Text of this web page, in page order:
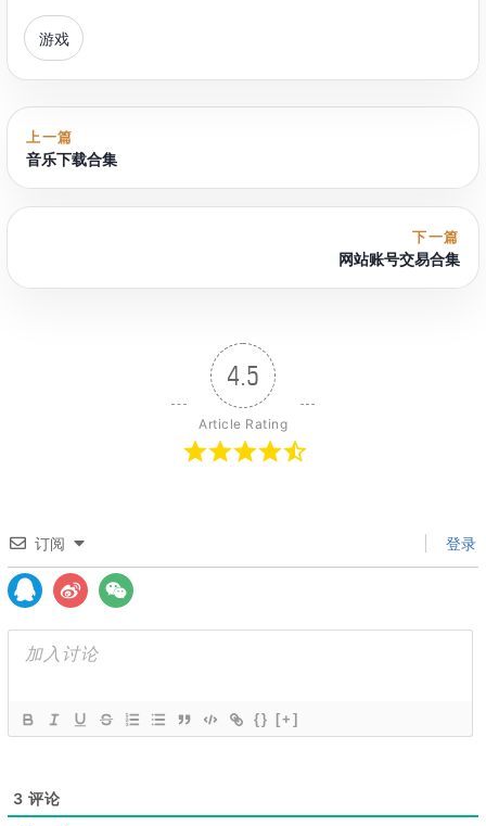
游戏
上一篇
音乐下载合集
下一篇
网站账号交易合集
4.5
Article Rating
订阅 登录
{} [+]
3 评论